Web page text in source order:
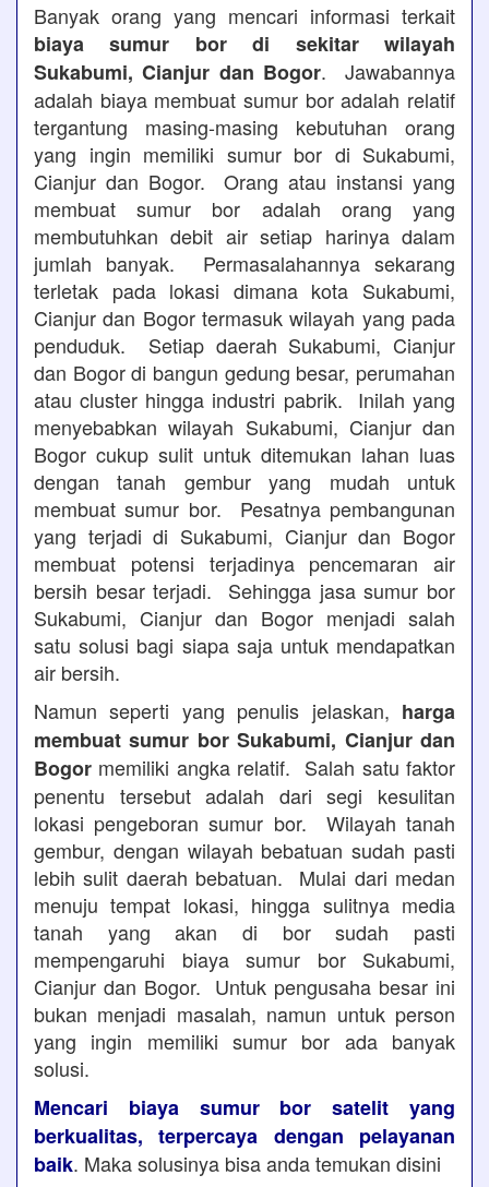
Banyak orang yang mencari informasi terkait
biaya sumur bor di sekitar wilayah
Sukabumi, Cianjur dan Bogor. Jawabannya
adalah biaya membuat sumur bor adalah relatif
tergantung masing-masing kebutuhan orang
yang ingin memiliki sumur bor di Sukabumi,
Cianjur dan Bogor. Orang atau instansi yang
membuat sumur bor adalah orang yang
membutuhkan debit air setiap harinya dalam
jumlah banyak. Permasalahannya sekarang
terletak pada lokasi dimana kota Sukabumi,
Cianjur dan Bogor termasuk wilayah yang pada
penduduk. Setiap daerah Sukabumi, Cianjur
dan Bogor di bangun gedung besar, perumahan
atau cluster hingga industri pabrik. Inilah yang
menyebabkan wilayah Sukabumi, Cianjur dan
Bogor cukup sulit untuk ditemukan lahan luas
dengan tanah gembur yang mudah untuk
membuat sumur bor. Pesatnya pembangunan
yang terjadi di Sukabumi, Cianjur dan Bogor
membuat potensi terjadinya pencemaran air
bersih besar terjadi. Sehingga jasa sumur bor
Sukabumi, Cianjur dan Bogor menjadi salah
satu solusi bagi siapa saja untuk mendapatkan
air bersih.
Namun seperti yang penulis jelaskan, harga
membuat sumur bor Sukabumi, Cianjur dan
Bogor memiliki angka relatif. Salah satu faktor
penentu tersebut adalah dari segi kesulitan
lokasi pengeboran sumur bor. Wilayah tanah
gembur, dengan wilayah bebatuan sudah pasti
lebih sulit daerah bebatuan. Mulai dari medan
menuju tempat lokasi, hingga sulitnya media
tanah yang akan di bor sudah pasti
mempengaruhi biaya sumur bor Sukabumi,
Cianjur dan Bogor. Untuk pengusaha besar ini
bukan menjadi masalah, namun untuk person
yang ingin memiliki sumur bor ada banyak
solusi.
Mencari biaya sumur bor satelit yang
berkualitas, terpercaya dengan pelayanan
baik. Maka solusinya bisa anda temukan disini